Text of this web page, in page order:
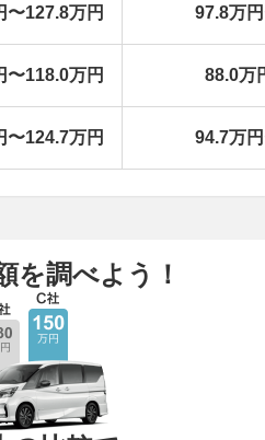
〜127.8万円 97.8万
〜118.0万円 88.0万
〜124.7万円 94.7万
を調べよう！